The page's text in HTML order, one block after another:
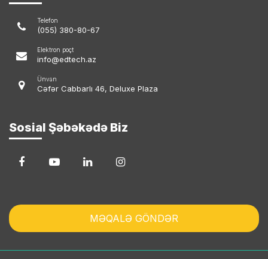
Telefon
(055) 380-80-67
Elektron poçt
info@edtech.az
Ünvan
Cəfər Cabbarlı 46, Deluxe Plaza
Sosial Şəbəkədə Biz
MƏQALƏ GÖNDƏR